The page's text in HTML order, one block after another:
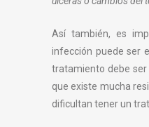
Así también, es
infección puede ser
tratamiento debe ser
que existe mucha
dificultan tener un